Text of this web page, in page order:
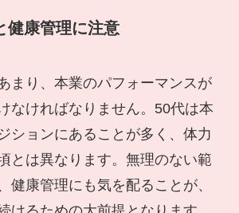
健康管理に注意
まり、本業のパフォーマンスが
なければなりません。50代は本
ションにあることが多く、体力
とは異なります。無理のない範
健康管理にも気を配ることが、